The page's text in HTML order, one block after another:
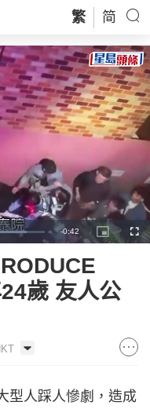
繁 简
Remaining
-0:42
Picture-
in-
歲 友人公
型人踩人慘劇，造成